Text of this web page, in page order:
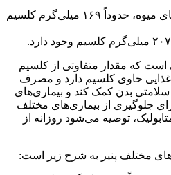
در هر ۱۰۰ گرم ماست با تکه‌های میوه، حدوداً ۱۶۹ میلی‌گرم کلسیم
است که مقدار متفاوتی از کلسیم
غذایی حاوی کلسیم دارد و مصرف
سلامتی بدن کمک کند و بیماری‌های
جلوگیری از بیماری‌های مختلف
توصیه می‌شود روزانه از
مختلف پنیر به شرح زیر است: